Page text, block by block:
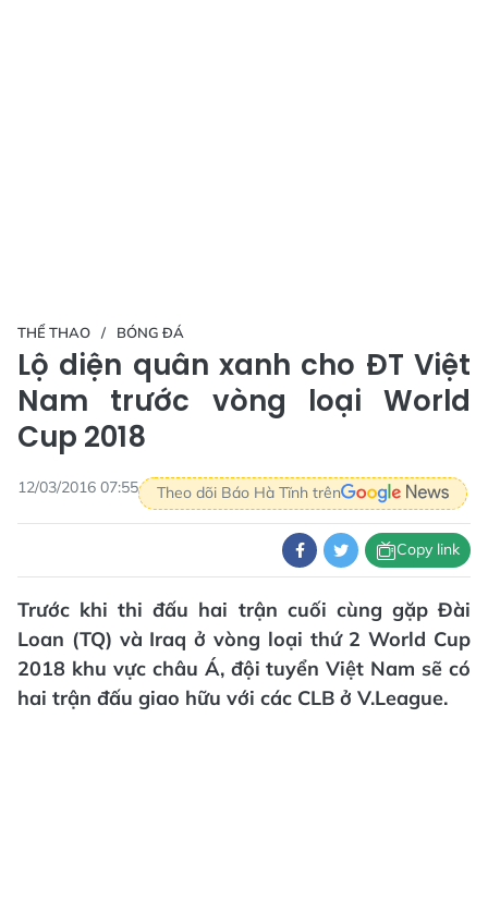
THỂ THAO BÓNG ĐÁ
Lộ diện quân xanh cho ĐT Việt
Nam trước vòng loại World
Cup 2018
12/03/2016 07:55 Theo dõi Báo Hà Tĩnh trên
Copy link
Trước khi thi đấu hai trận cuối cùng gặp Đài
Loan (TQ) và Iraq ở vòng loại thứ 2 World Cup
2018 khu vực châu Á, đội tuyển Việt Nam sẽ có
hai trận đấu giao hữu với các CLB ở V.League.